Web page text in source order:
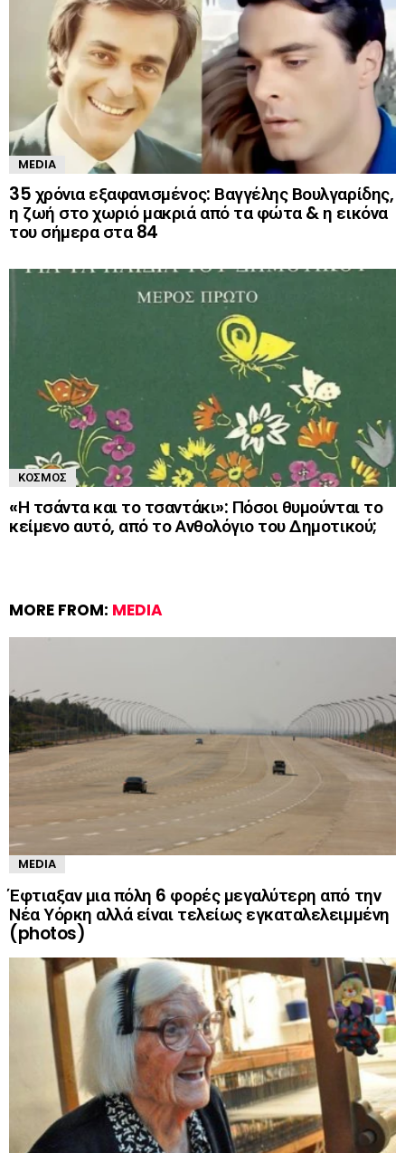
MEDIA
35 χρόνια εξαφανισμένος: Βαγγέλης Βουλγαρίδης,
η ζωή στο χωριό μακριά από τα φώτα & η εικόνα
του σήμερα στα 84
ΚΌΣΜΟΣ
«Η τσάντα και το τσαντάκι»: Πόσοι θυμούνται το
κείμενο αυτό, από το Ανθολόγιο του Δημοτικού;
MORE FROM: MEDIA
MEDIA
Έφτιαξαν μια πόλη 6 φορές μεγαλύτερη από την
Νέα Υόρκη αλλά είναι τελείως εγκαταλελειμμένη
(photos)